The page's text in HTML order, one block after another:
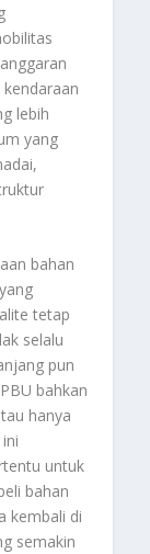
lebih
yang
bahan
tetap
selalu
pun
bahkan
hanya
untuk
bahan
kembali di
semakin